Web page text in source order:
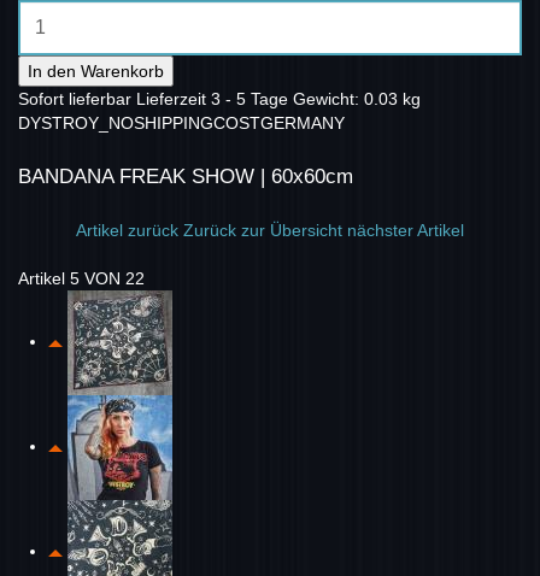
In den Warenkorb
Sofort lieferbar Lieferzeit 3 - 5 Tage Gewicht: 0.03 kg
DYSTROY_NOSHIPPINGCOSTGERMANY
BANDANA FREAK SHOW | 60x60cm
Artikel zurück Zurück zur Übersicht nächster Artikel
Artikel 5 VON 22